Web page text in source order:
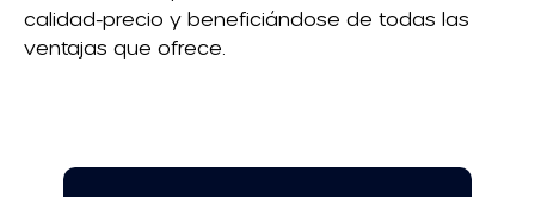
calidad-precio y beneficiándose de todas las
ventajas que ofrece.